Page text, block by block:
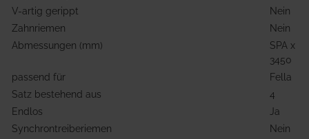
V-artig gerippt
Nein
Zahnriemen
Nein
Abmessungen (mm)
SPA x
3450
passend für
Fella
Satz bestehend aus
4
Endlos
Ja
Synchrontreiberiemen
Nein